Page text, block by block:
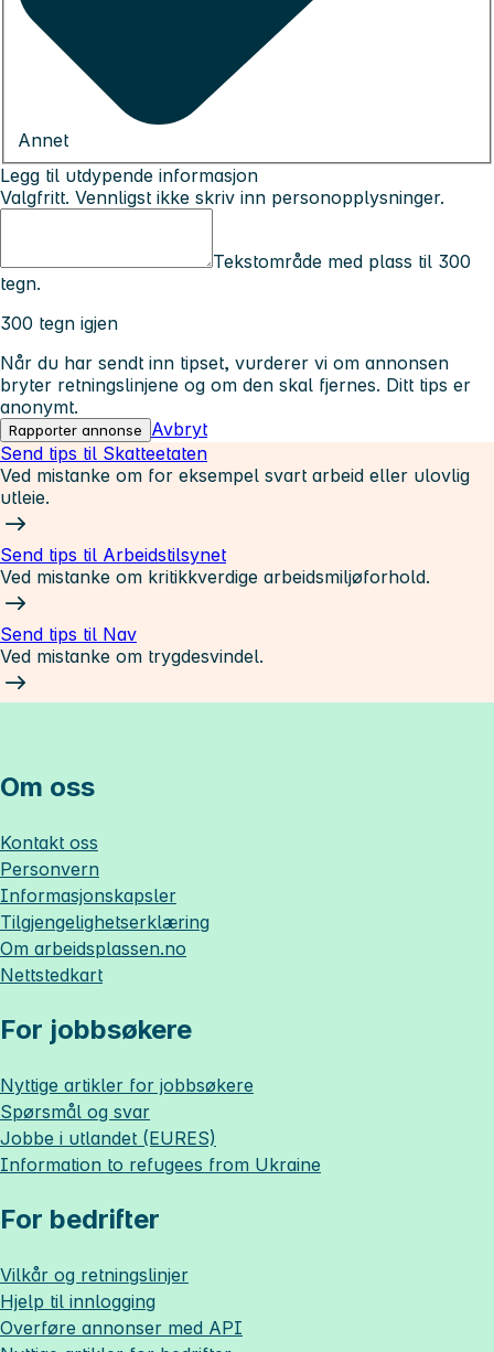
Annet
Legg til utdypende informasjon
Valgfritt. Vennligst ikke skriv inn personopplysninger.
Tekstområde med plass til 300
tegn.
300 tegn igjen
Når du har sendt inn tipset, vurderer vi om annonsen
bryter retningslinjene og om den skal fjernes. Ditt tips er
anonymt.
Rapporter annonse
Avbryt
Send tips til Skatteetaten
Ved mistanke om for eksempel svart arbeid eller ulovlig
utleie.
Send tips til Arbeidstilsynet
Ved mistanke om kritikkverdige arbeidsmiljøforhold.
Send tips til Nav
Ved mistanke om trygdesvindel.
Om oss
Kontakt oss
Personvern
Informasjonskapsler
Tilgjengelighetserklæring
Om arbeidsplassen.no
Nettstedkart
For jobbsøkere
Nyttige artikler for jobbsøkere
Spørsmål og svar
Jobbe i utlandet (EURES)
Information to refugees from Ukraine
For bedrifter
Vilkår og retningslinjer
Hjelp til innlogging
Overføre annonser med API